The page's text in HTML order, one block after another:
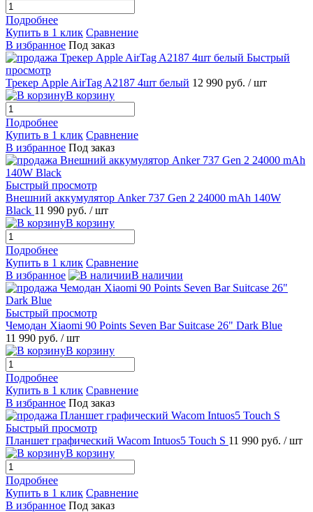
Подробнее
Купить в 1 клик Сравнение
В избранное Под заказ
Быстрый
просмотр
Трекер Apple AirTag A2187 4шт белый 12 990 руб. / шт
В корзину
Подробнее
Купить в 1 клик Сравнение
В избранное Под заказ
Быстрый просмотр
Внешний аккумулятор Anker 737 Gen 2 24000 mAh 140W
Black 11 990 руб. / шт
В корзину
Подробнее
Купить в 1 клик Сравнение
В избранное
В наличии
Быстрый просмотр
Чемодан Xiaomi 90 Points Seven Bar Suitcase 26" Dark Blue
11 990 руб. / шт
В корзину
Подробнее
Купить в 1 клик Сравнение
В избранное Под заказ
Быстрый просмотр
Планшет графический Wacom Intuos5 Touch S 11 990 руб. / шт
В корзину
Подробнее
Купить в 1 клик Сравнение
В избранное Под заказ